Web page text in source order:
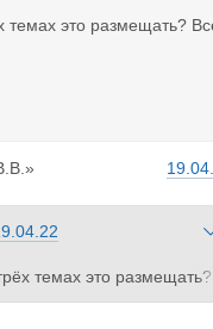
источник, знакомый
и собеседник, близкий
участие чиновники из
Позиция
станки,
добавляет он.
темах это размещать?
темах это размещать?